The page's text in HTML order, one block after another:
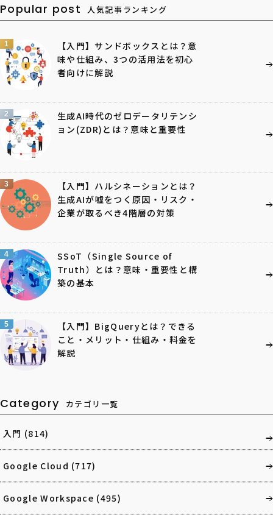
Popular post 人気記事ランキング
1
【入門】サンドボックスとは？意
味や仕組み、3つの活用法を初心
者向けに解説
2
生成AI時代のゼロデータリテンシ
ョン(ZDR)とは？意味と重要性
3
【入門】ハルシネーションとは？
生成AIが嘘をつく原因・リスク・
企業が取るべき4階層の対策
4
SSoT（Single Source of
Truth）とは？意味・重要性と構
築の基本
5
【入門】BigQueryとは？できる
こと・メリット・仕組み・料金を
解説
Category カテゴリ一覧
入門 (814)
Google Cloud (717)
Google Workspace (495)